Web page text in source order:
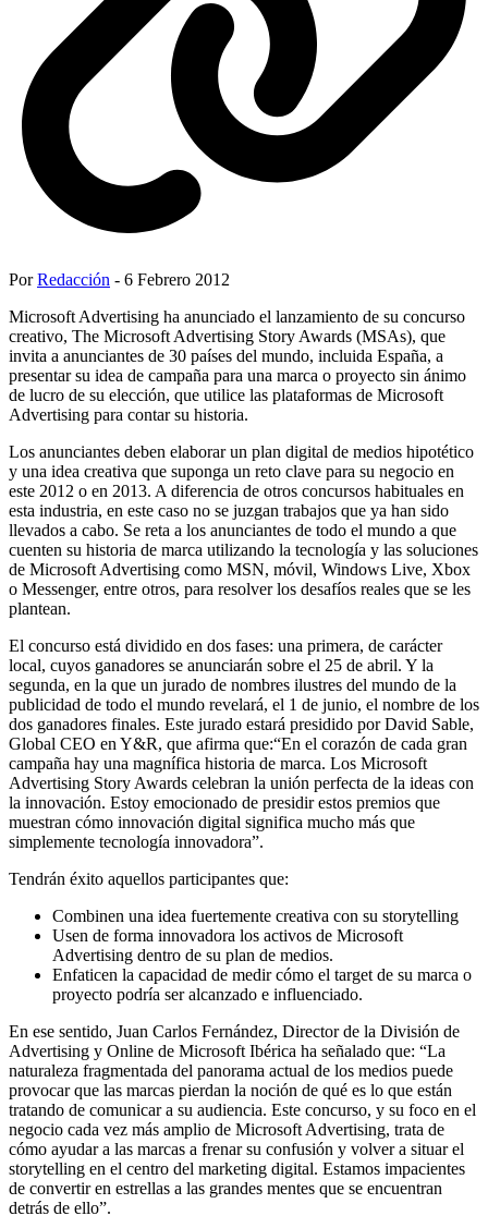
PorRedacción - 6 Febrero 2012
Microsoft Advertising ha anunciado el lanzamiento de su concurso
creativo, The Microsoft Advertising Story Awards (MSAs), que
invita a anunciantes de 30 países del mundo, incluida España, a
presentar su idea de campaña para una marca o proyecto sin ánimo
de lucro de su elección, que utilice las plataformas de Microsoft
Advertising para contar su historia.
Los anunciantes deben elaborar un plan digital de medios hipotético
y una idea creativa que suponga un reto clave para su negocio en
este 2012 o en 2013. A diferencia de otros concursos habituales en
esta industria, en este caso no se juzgan trabajos que ya han sido
llevados a cabo. Se reta a los anunciantes de todo el mundo a que
cuenten su historia de marca utilizando la tecnología y las soluciones
de Microsoft Advertising como MSN, móvil, Windows Live, Xbox
o Messenger, entre otros, para resolver los desafíos reales que se les
plantean.
El concurso está dividido en dos fases: una primera, de carácter
local, cuyos ganadores se anunciarán sobre el 25 de abril. Y la
segunda, en la que un jurado de nombres ilustres del mundo de la
publicidad de todo el mundo revelará, el 1 de junio, el nombre de los
dos ganadores finales. Este jurado estará presidido por David Sable,
Global CEO en Y&R, que afirma que:“En el corazón de cada gran
campaña hay una magnífica historia de marca. Los Microsoft
Advertising Story Awards celebran la unión perfecta de la ideas con
la innovación. Estoy emocionado de presidir estos premios que
muestran cómo innovación digital significa mucho más que
simplemente tecnología innovadora”.
Tendrán éxito aquellos participantes que:
Combinen una idea fuertemente creativa con su storytelling
Usen de forma innovadora los activos de Microsoft
Advertising dentro de su plan de medios.
Enfaticen la capacidad de medir cómo el target de su marca o
proyecto podría ser alcanzado e influenciado.
En ese sentido, Juan Carlos Fernández, Director de la División de
Advertising y Online de Microsoft Ibérica ha señalado que: “La
naturaleza fragmentada del panorama actual de los medios puede
provocar que las marcas pierdan la noción de qué es lo que están
tratando de comunicar a su audiencia. Este concurso, y su foco en el
negocio cada vez más amplio de Microsoft Advertising, trata de
cómo ayudar a las marcas a frenar su confusión y volver a situar el
storytelling en el centro del marketing digital. Estamos impacientes
de convertir en estrellas a las grandes mentes que se encuentran
detrás de ello”.